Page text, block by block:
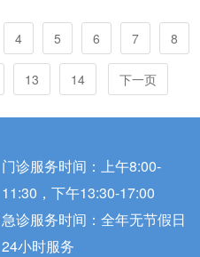
4 5 6 7 8
13 14 下一页
门诊服务时间：上午8:00-
11:30，下午13:30-17:00
急诊服务时间：全年无节假日
24小时服务